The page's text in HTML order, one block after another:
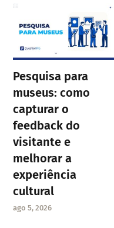
Pesquisa para
museus: como
capturar o
feedback do
visitante e
melhorar a
experiência
cultural
ago 5, 2026